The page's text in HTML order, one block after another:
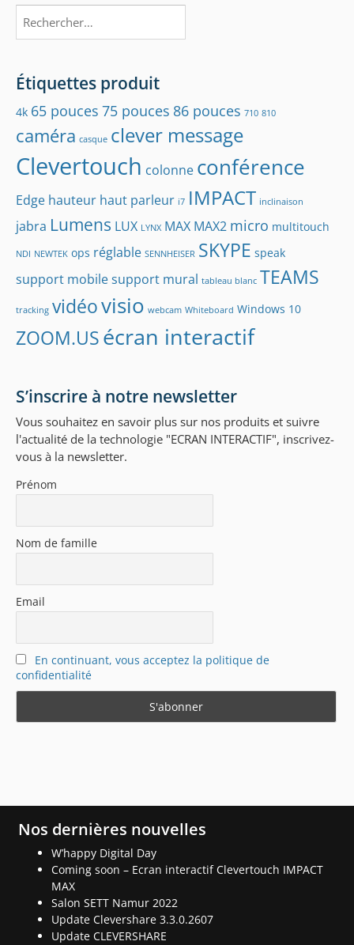
Étiquettes produit
4k 65 pouces 75 pouces 86 pouces 710 810
caméra casque clever message
Clevertouch colonne conférence
Edge hauteur haut parleur i7 IMPACT inclinaison
jabra Lumens LUX LYNX MAX MAX2 micro multitouch
NDI NEWTEK ops réglable SENNHEISER SKYPE speak
support mobilesupport mural tableau blanc TEAMS
tracking vidéovisio webcam Whiteboard Windows 10
ZOOM.USécran interactif
S’inscrire à notre newsletter
Vous souhaitez en savoir plus sur nos produits et suivre
l'actualité de la technologie "ECRAN INTERACTIF", inscrivez-
vous à la newsletter.
Prénom
Nom de famille
Email
En continuant, vous acceptez la politique de
confidentialité
Nos dernières nouvelles
W’happy Digital Day
Coming soon – Ecran interactif Clevertouch IMPACT
MAX
Salon SETT Namur 2022
Update Clevershare 3.3.0.2607
Update CLEVERSHARE